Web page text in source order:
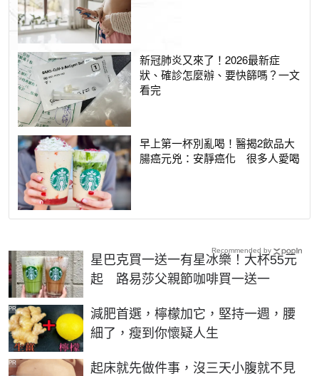
新冠肺炎又來了！2026最新症
狀、確診怎麼辦、要快篩嗎？一文
看完
早上第一杯別亂喝！醫揭2飲品大
腸癌元兇：安靜癌化 很多人愛喝
星巴克買一送一有星冰樂！大杯55元
起 路易莎父親節咖啡買一送一
減肥首選，檸檬加它，堅持一週，腰
細了，瘦到你懷疑人生
PR
起床就先做件事，沒三天小腹就不見
PR
Recommended by